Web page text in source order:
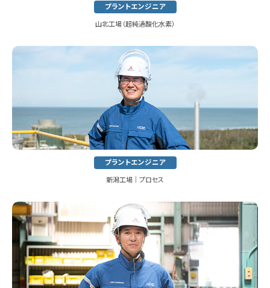
プラントエンジニア
山北工場（超純過酸化水素）
プラントエンジニア
新潟工場│プロセス